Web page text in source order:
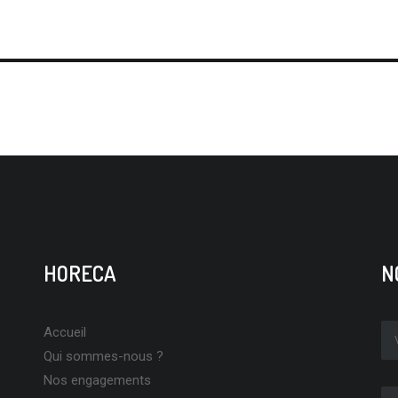
HORECA
Accueil
Qui sommes-nous ?
Nos engagements